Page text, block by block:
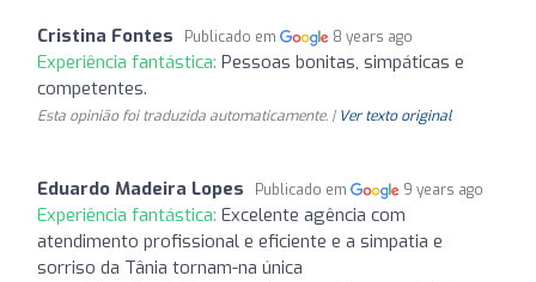
Cristina Fontes Publicado em 8 years ago
Experiência fantástica: Pessoas bonitas, simpáticas e
competentes.
Esta opinião foi traduzida automaticamente. | Ver texto original
Eduardo Madeira Lopes Publicado em 9 years ago
Experiência fantástica: Excelente agência com
atendimento profissional e eficiente e a simpatia e
sorriso da Tânia tornam-na única